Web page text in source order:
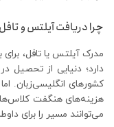
چرا دریافت آیلتس و
مدرک آیلتس یا تافل، برای
دارد؛ دنیایی از تحصیل
کشورهای انگلیسی‌زبان.
هزینه‌های هنگفت
می‌توانند مسیر را برای